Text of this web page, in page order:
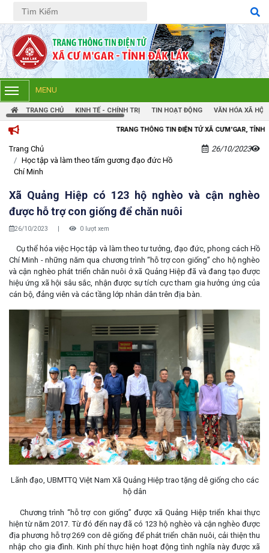
Tiếng Việt Tiếng Anh
MENU
TRANG CHỦ KINH TẾ - CHÍNH TRỊ TIN HOẠT ĐỘNG VĂN HÓA XÃ HỘI
TRANG THÔNG TIN ĐIỆN TỬ XÃ CƯM'GAR, TỈNH ĐẮK LẮK
Trang Chủ
Học tập và làm theo tấm gương đạo đức Hồ
Chí Minh
26/10/2023
Xã Quảng Hiệp có 123 hộ nghèo và cận nghèo
được hỗ trợ con giống để chăn nuôi
26/10/2023 | 0 lượt xem
Cụ thể hóa việc Học tập và làm theo tư tưởng, đạo đức, phong cách Hồ
Chí Minh - những năm qua chương trình “hỗ trợ con giống” cho hộ nghèo
và cận nghèo phát triển chăn nuôi ở xã Quảng Hiệp đã và đang tạo được
hiệu ứng xã hội sâu sắc, nhận được sự tích cực tham gia hưởng ứng của
cán bộ, đảng viên và các tầng lớp nhân dân trên địa bàn.
Lãnh đạo, UBMTTQ Việt Nam Xã Quảng Hiệp trao tặng dê giống cho các
hộ dân
Chương trình “hỗ trợ con giống” được xã Quảng Hiệp triển khai thực
hiện từ năm 2017. Từ đó đến nay đã có 123 hộ nghèo và cận nghèo được
địa phương hỗ trợ 269 con dê giống để phát triển chăn nuôi, cải thiện thu
nhập cho gia đình. Kinh phí thực hiện hoạt động tình nghĩa này được xã